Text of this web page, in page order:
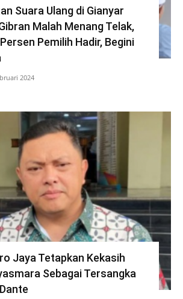
Suara Ulang di Gianyar
Malah Menang Telak,
Pemilih Hadir, Begini
2024
Jaya Tetapkan Kekasih
Sebagai Tersangka